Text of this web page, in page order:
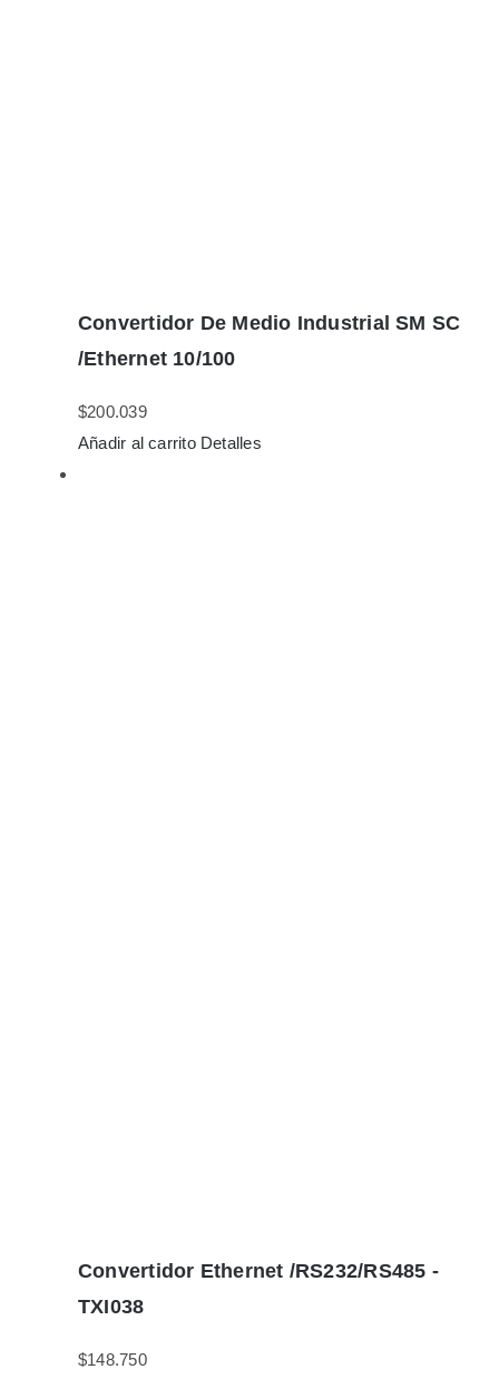
Convertidor De Medio Industrial SM SC
/Ethernet 10/100
$200.039
Añadir al carrito Detalles
Convertidor Ethernet /RS232/RS485 -
TXI038
$148.750